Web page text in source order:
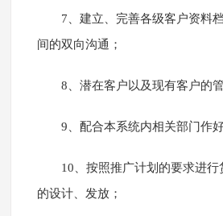
7、建立、完善各级客户资料
间的双向沟通；
8、潜在客户以及现有客户的
9、配合本系统内相关部门作
10、按照推广计划的要求进
的设计、发放；